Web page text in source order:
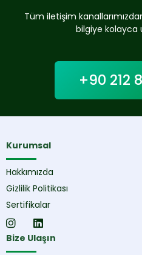
Tüm iletişim
bilgiye kolayca
+90 212
Kurumsal
Hakkımızda
Gizlilik Politikası
Sertifikalar
Bize Ulaşın